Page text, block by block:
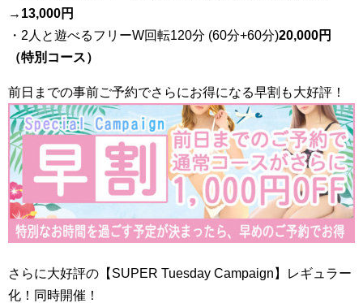
→ 13,000円
・2人と遊べるフリーW回転120分 (60分+60分)20,000円
（特別コース）
前日までの事前ご予約でさらにお得になる早割も大好評！
さらに大好評の【SUPER Tuesday Campaign】レギュラー
化！同時開催！